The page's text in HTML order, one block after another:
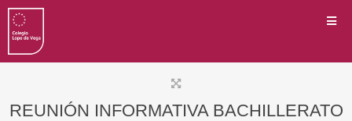
REUNIÓN INFORMATIVA BACHILLERATO